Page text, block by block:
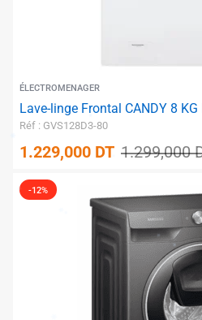
ÉLECTROMENAGER
Lave-linge Frontal CANDY 8
Réf : GVS128D3-80
1.229,000 DT 1.299,000
-12%